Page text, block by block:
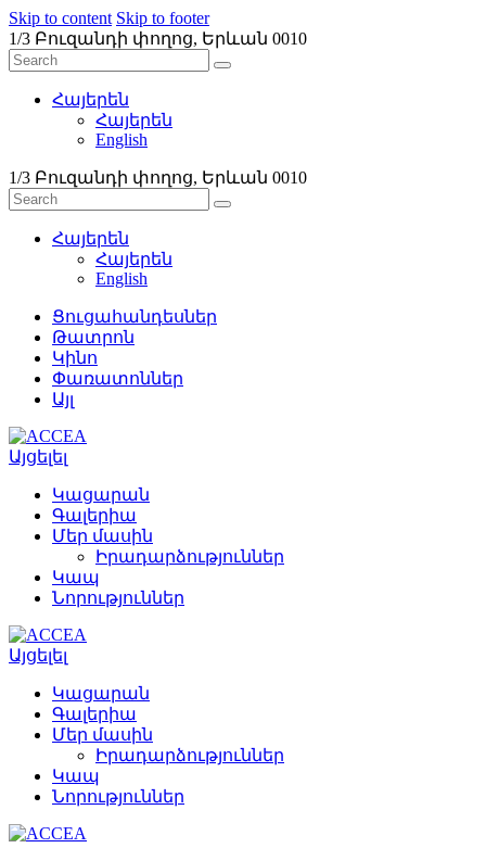
Skip to content Skip to footer
1/3 Բուզանդի փողոց, Երևան 0010
Հայերեն
Հայերեն
English
1/3 Բուզանդի փողոց, Երևան 0010
Հայերեն
Հայերեն
English
Ցուցահանդեսներ
Թատրոն
Կինո
Փառատոններ
Այլ
Այցելել
Կացարան
Գալերիա
Մեր մասին
Իրադարձություններ
Կապ
Նորություններ
Այցելել
Կացարան
Գալերիա
Մեր մասին
Իրադարձություններ
Կապ
Նորություններ